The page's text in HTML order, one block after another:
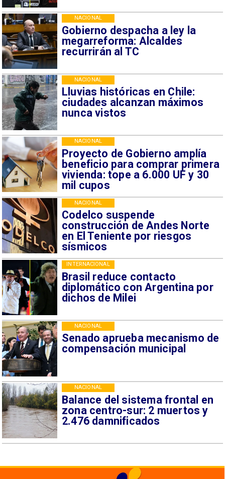
Gobierno despacha a ley la
megarreforma: Alcaldes
recurrirán al TC
NACIONAL
Lluvias históricas en Chile:
ciudades alcanzan máximos
nunca vistos
NACIONAL
Proyecto de Gobierno amplía
beneficio para comprar primera
vivienda: tope a 6.000 UF y 30
mil cupos
NACIONAL
Codelco suspende
construcción de Andes Norte
en El Teniente por riesgos
sísmicos
NACIONAL
Brasil reduce contacto
diplomático con Argentina por
dichos de Milei
INTERNACIONAL
Senado aprueba mecanismo de
compensación municipal
NACIONAL
Balance del sistema frontal en
zona centro-sur: 2 muertos y
2.476 damnificados
NACIONAL